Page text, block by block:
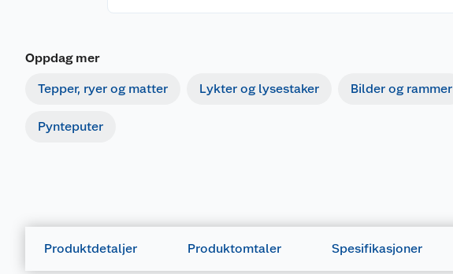
Oppdag mer
Tepper, ryer og matter Lykter og lysestaker Bilder og rammer
Pynteputer
Produktdetaljer Produktomtaler Spesifikasjoner